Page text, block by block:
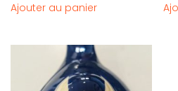
Ajouter au panier